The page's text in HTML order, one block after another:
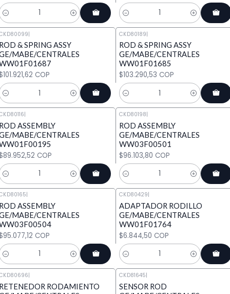
Cantidad
|
& SPRING ASSY
MABE/CENTRALES
COP
CKD80189|
ROD & SPRING ASSY
GE/MABE/CENTRALES
WW01F01685
$103.290,53 COP
Cantidad
|
ASSEMBLY
MABE/CENTRALES
COP
CKD80198|
ROD ASSEMBLY
GE/MABE/CENTRALES
WW03F00501
$96.103,80 COP
Cantidad
|
ASSEMBLY
MABE/CENTRALES
COP
CKD80429|
ADAPTADOR RODILLO
GE/MABE/CENTRALES
WW01F01764
$6.844,50 COP
Cantidad
|
RODAMIENTO
CKD81645|
SENSOR ROD